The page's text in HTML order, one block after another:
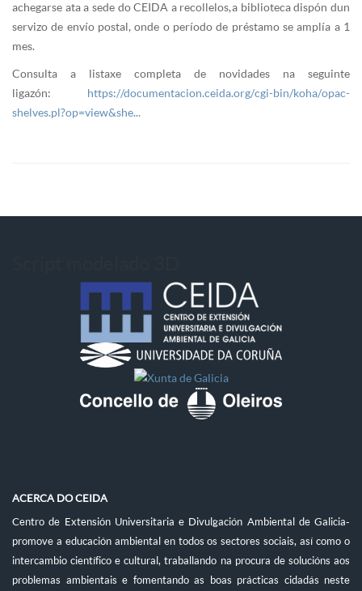
achegarse ata a sede do CEIDA a recollelos, a biblioteca dispón dun
servizo de envío postal, onde o período de préstamo se amplía a 1
mes.
Consulta a listaxe completa de novidades na seguinte
ligazón: https://documentacion.ceida.org/cgi-bin/koha/opac-
shelves.pl?op=view&she...
ACERCA DO CEIDA
Centro de Extensión Universitaria e Divulgación Ambiental de Galicia-
promove a educación ambiental en todos os sectores sociais, así como o
intercambio científico e cultural, traballando na procura de solucións aos
problemas ambientais e fomentando as boas prácticas cidadás neste